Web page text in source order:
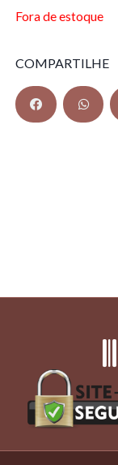
Fora de estoque
COMPARTILHE